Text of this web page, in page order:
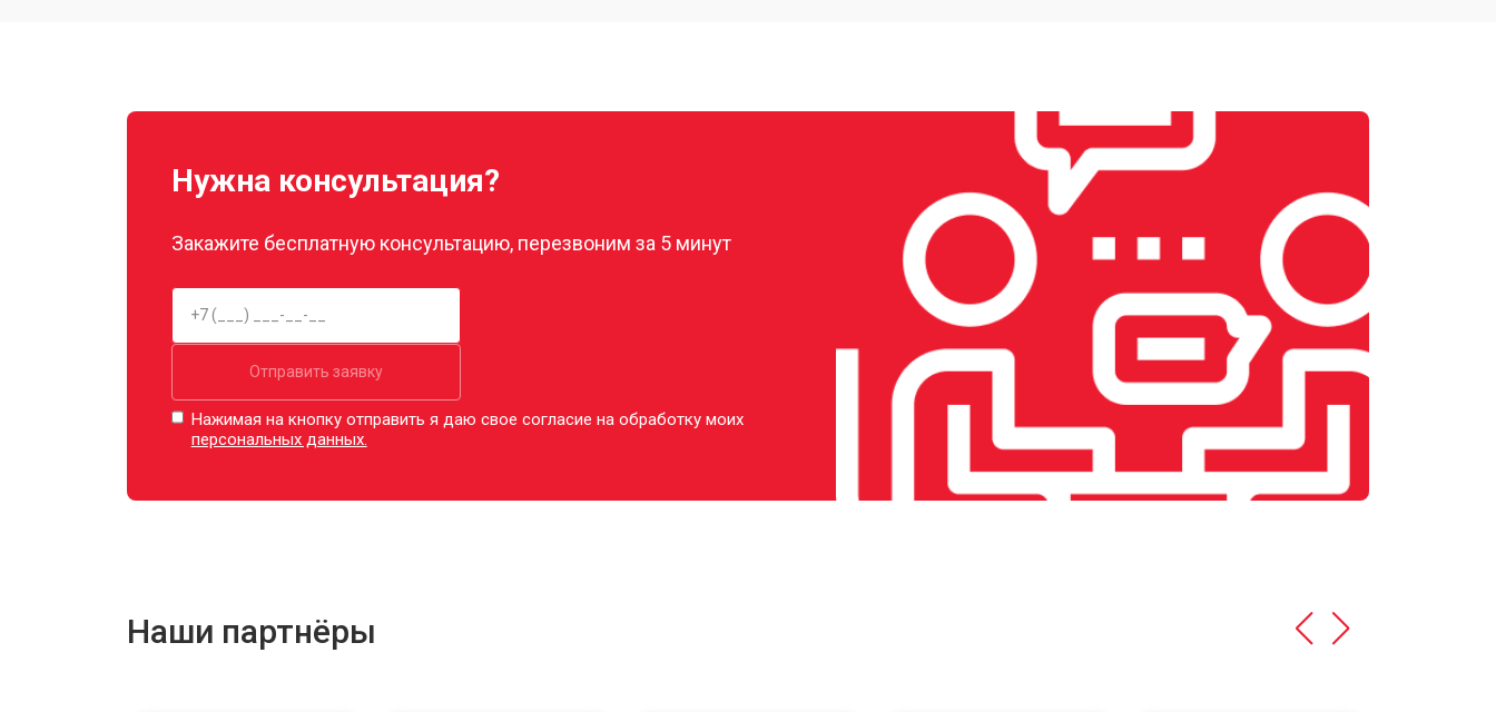
от 2400 ₽
от 2500 ₽ Заказать
Нужна консультация?
Закажите бесплатную консультацию, перезвоним за 5 минут
Отправить заявку
Нажимая на кнопку отправить я даю свое согласие на обработку моих
персональных данных.
Наши партнёры